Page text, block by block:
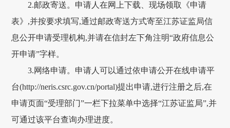
2.邮政寄送。申请人在网上下载、现场领取《申请
表》,并按要求填写,通过邮政寄送方式寄至江苏证监局信
息公开申请受理机构,并请在信封左下角注明“政府信息公
开申请”字样。
3.网络申请。申请人可以通过依申请公开在线申请平
台(http://neris.csrc.gov.cn/portal)提出申请,进行注册之后,在
申请页面“受理部门”一栏下拉菜单中选择“江苏证监局”,并
可通过该平台查询办理进度。